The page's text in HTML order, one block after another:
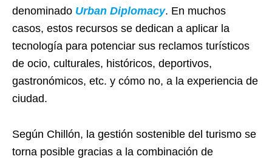
denominado Urban Diplomacy. En muchos
casos, estos recursos se dedican a aplicar la
tecnología para potenciar sus reclamos turísticos
de ocio, culturales, históricos, deportivos,
gastronómicos, etc. y cómo no, a la experiencia de
ciudad.
Según Chillón, la gestión sostenible del turismo se
torna posible gracias a la combinación de